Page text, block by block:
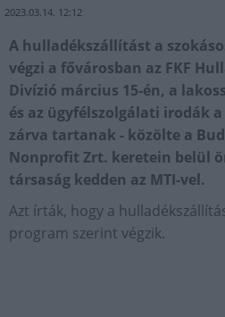
2023.03.14. 12:12
A hulladékszállítást a
végzi a fővárosban az FKF
Divízió március 15-én, a
és az ügyfélszolgálati irodák
zárva tartanak - közölte a
Nonprofit Zrt. keretein belül
társaság kedden az MTI-vel.
Azt írták, hogy a
program szerint végzik.